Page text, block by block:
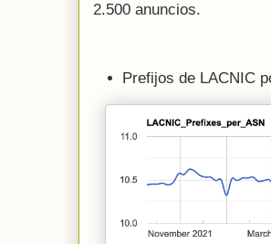
2.500 anuncios.
Prefijos de LACNIC